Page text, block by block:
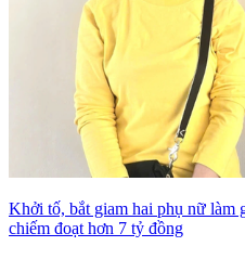
Khởi tố, bắt giam hai phụ nữ làm
chiếm đoạt hơn 7 tỷ đồng